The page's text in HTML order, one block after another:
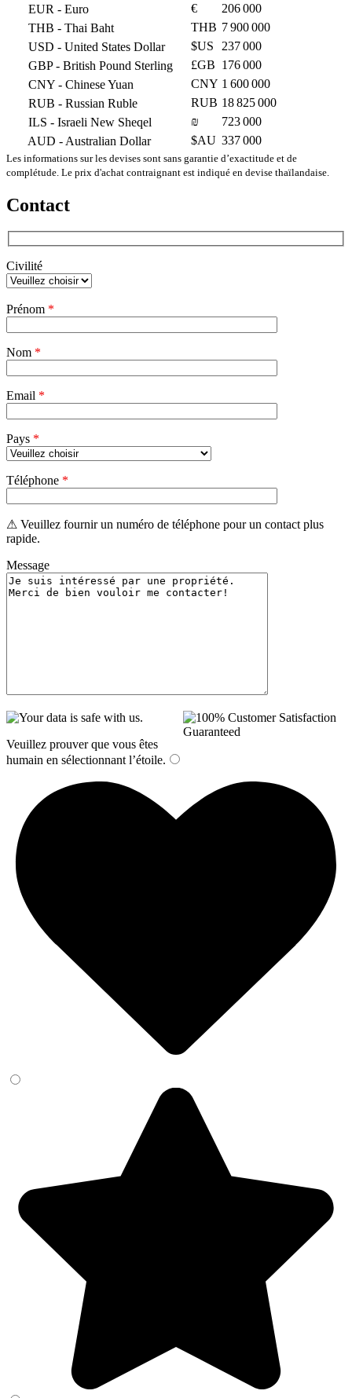
EUR - Euro €
206 000
THB - Thai Baht THB 7 900 000
USD - United States Dollar $US
237 000
GBP- British Pound Sterling £GB 176 000
CNY - Chinese Yuan CNY 1 600 000
RUB - Russian Ruble RUB 18 825 000
ILS - Israeli New Sheqel ₪
723 000
AUD - Australian Dollar $AU 337 000
Les informations sur les devises sont sans garantie d’exactitude et de
complétude. Le prix d'achat contraignant est indiqué en devise thaïlandaise.
Contact
Civilité
laisser
vide.
Prénom *
Nom *
Email *
Pays *
Téléphone *
⚠ Veuillez fournir un numéro de téléphone pour un contact plus
rapide.
Message
Veuillez prouver que vous êtes
humain en sélectionnant l’étoile.